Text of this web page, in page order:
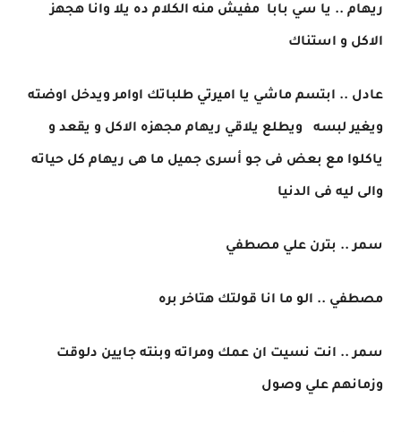
ريهام .. يا سي بابا مفيش منه الكلام ده يلا وانا هجهز
الاكل و استناك
عادل .. ابتسم ماشي يا اميرتي طلباتك اوامر ويدخل اوضته
ويغير لبسه ويطلع يلاقي ريهام مجهزه الاكل و يقعد و
ياكلوا مع بعض فى جو أسرى جميل ما هى ريهام كل حياته
والى ليه فى الدنيا
سمر .. بترن علي مصطفي
مصطفي .. الو ما انا قولتك هتاخر بره
سمر .. انت نسيت ان عمك ومراته وبنته جايين دلوقت
وزمانهم علي وصول